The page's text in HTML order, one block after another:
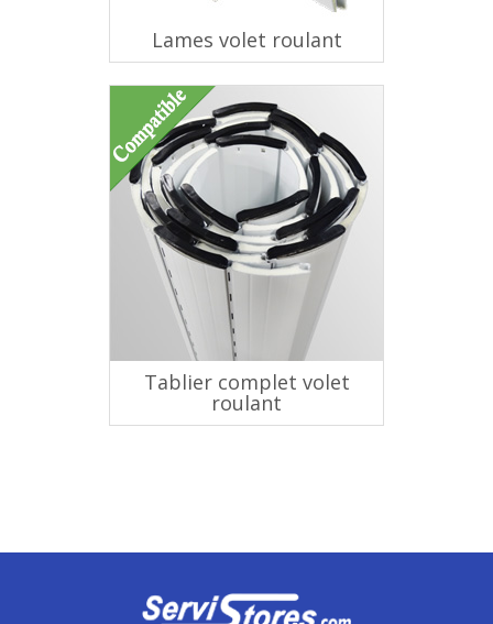
Lames volet roulant
Tablier complet volet
roulant